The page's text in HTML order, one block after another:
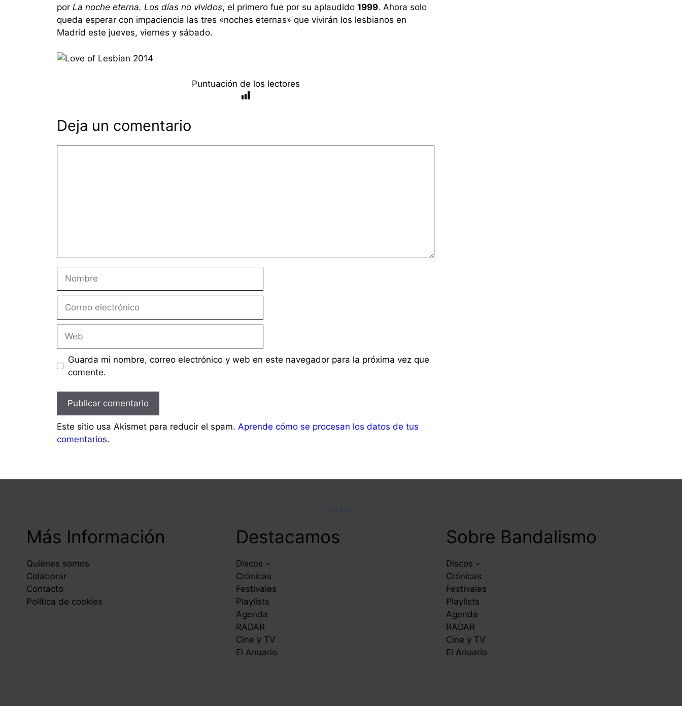
por La noche eterna. Los días no vividos, el primero fue por su aplaudido 1999. Ahora solo
queda esperar con impaciencia las tres «noches eternas» que vivirán los lesbianos en
Madrid este jueves, viernes y sábado.
Puntuación de los lectores
Deja un comentario
electrónico
Guarda mi nombre, correo electrónico y web en este navegador para la próxima vez que
comente.
Este sitio usa Akismet para reducir el spam. Aprende cómo se procesan los datos de tus
comentarios.
Más Información
Quiénes somos
Colaborar
Contacto
Política de cookies
Destacamos
Discos
Crónicas
Festivales
Playlists
Agenda
RADAR
Cine y TV
El Anuario
Sobre Bandalismo
Discos
Crónicas
Festivales
Playlists
Agenda
RADAR
Cine y TV
El Anuario